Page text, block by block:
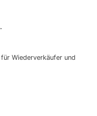
Wiederverkäufer und